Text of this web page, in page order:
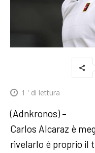
1 ' di lettura
(Adnkronos) –
Carlos Alcaraz è
rivelarlo è proprio il